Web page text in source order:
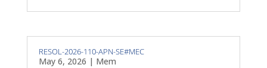
RESOL-2026-110-APN-SE#MEC
May 6, 2026 | Mem